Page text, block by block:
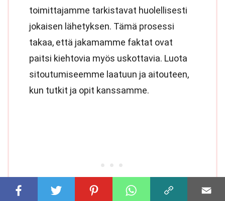
toimittajamme tarkistavat huolellisesti
jokaisen lähetyksen. Tämä prosessi
takaa, että jakamamme faktat ovat
paitsi kiehtovia myös uskottavia. Luota
sitoutumiseemme laatuun ja aitouteen,
kun tutkit ja opit kanssamme.